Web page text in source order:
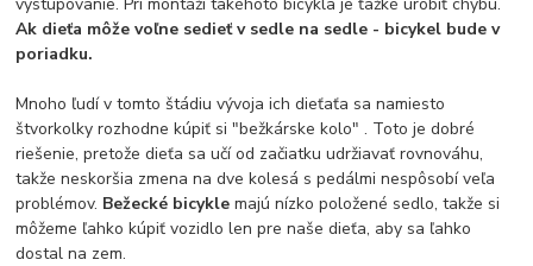
Ak dieťa môže voľne sedieť v sedle na sedle - bicykel bude v
poriadku.
Mnoho ľudí v tomto štádiu vývoja ich dieťaťa sa namiesto
štvorkolky rozhodne kúpiť si "bežkárske kolo" . Toto je dobré
riešenie, pretože dieťa sa učí od začiatku udržiavať rovnováhu,
takže neskoršia zmena na dve kolesá s pedálmi nespôsobí veľa
problémov. Bežecké bicyklemajú nízko položené sedlo, takže si
môžeme ľahko kúpiť vozidlo len pre naše dieťa, aby sa ľahko
dostal na zem.